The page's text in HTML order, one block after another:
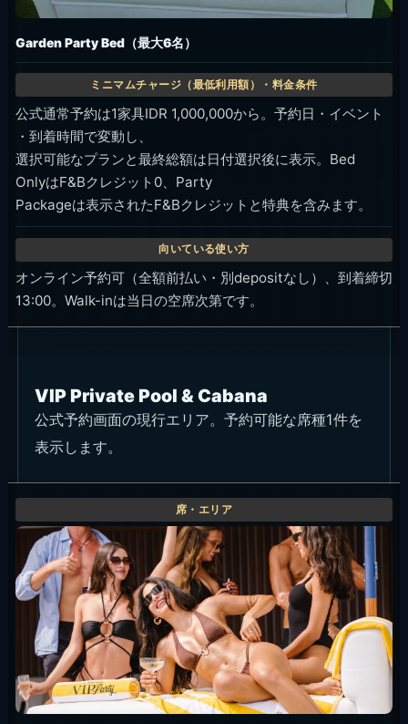
Garden Party Bed（最大6名）
公式通常予約は1家具IDR 1,000,000から。予約日・イベント
・到着時間で変動し、
選択可能なプランと最終総額は日付選択後に表示。Bed
OnlyはF&Bクレジット0、Party
Packageは表示されたF&Bクレジットと特典を含みます。
オンライン予約可（全額前払い・別depositなし）、到着締切
13:00。Walk-inは当日の空席次第です。
VIP Private Pool & Cabana
公式予約画面の現行エリア。予約可能な席種1件を
表示します。